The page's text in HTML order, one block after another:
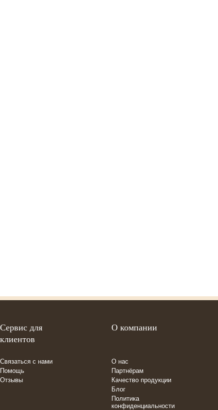
Сервис для
клиентов
Связаться с нами
Помощь
Отзывы
О компании
О нас
Партнёрам
Качество продукции
Блог
Политика
конфиденциальности